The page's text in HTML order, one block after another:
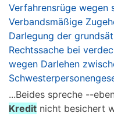
Verfahrensrüge wegen
Verbandsmäßige
Darlegung der
Rechtssache bei
wegen Darlehen
...Beides spreche --
Kredit nicht besichert